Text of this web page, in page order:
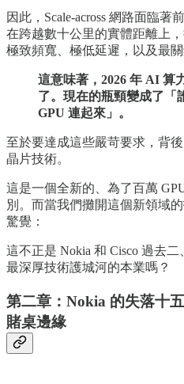
因此，Scale-across 網路面臨
在跨越數十公里的實體距離上
極致頻寬、極低延遲，以及最關
這意味著，2026 年 AI 算
了。現在的瓶頸變成了「
GPU 連起來」。
至於要達成這些嚴苛要求，背
晶片技術。
這是一個全新的、為了百萬
別。而當我們攤開這個新領域
驚覺：
這不正是 Nokia 和 Cisco 過去
最深厚技術護城河的本業嗎？
第二章：Nokia 的失落十
賭桌邊緣